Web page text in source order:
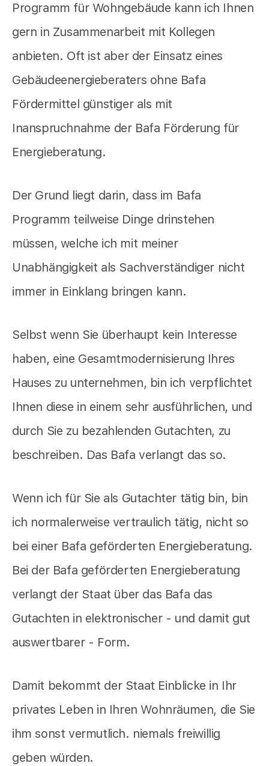
Programm für Wohngebäude kann ich Ihnen
gern in Zusammenarbeit mit Kollegen
anbieten. Oft ist aber der Einsatz eines
Gebäudeenergieberaters ohne Bafa
Fördermittel günstiger als mit
Inanspruchnahme der Bafa Förderung für
Energieberatung.
Der Grund liegt darin, dass im Bafa
Programm teilweise Dinge drinstehen
müssen, welche ich mit meiner
Unabhängigkeit als Sachverständiger nicht
immer in Einklang bringen kann.
Selbst wenn Sie überhaupt kein Interesse
haben, eine Gesamtmodernisierung Ihres
Hauses zu unternehmen, bin ich verpflichtet
Ihnen diese in einem sehr ausführlichen, und
durch Sie zu bezahlenden Gutachten, zu
beschreiben. Das Bafa verlangt das so.
Wenn ich für Sie als Gutachter tätig bin, bin
ich normalerweise vertraulich tätig, nicht so
bei einer Bafa geförderten Energieberatung.
Bei der Bafa geförderten Energieberatung
verlangt der Staat über das Bafa das
Gutachten in elektronischer - und damit gut
auswertbarer - Form.
Damit bekommt der Staat Einblicke in Ihr
privates Leben in Ihren Wohnräumen, die Sie
ihm sonst vermutlich. niemals freiwillig
geben würden.